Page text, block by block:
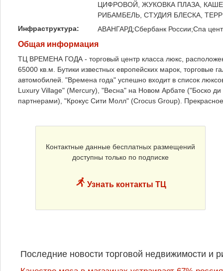
ЦИФРОВОЙ, ЖУКОВКА ПЛАЗА,
РИБАМБЕЛЬ, СТУДИЯ БЛЕСКА,
Инфраструктура:
АВАНГАРД;Сбербанк России;Спа
Общая информация
ТЦ ВРЕМЕНА ГОДА - торговый центр класса люкс,
65000 кв.м. Бутики известных европейских марок, торговые
автомобилей. "Времена года" успешно входит в список
Luxury Village" (Mercury), "Весна" на Новом Арбате ("Боско
партнерами), "Крокус Сити Молл" (Crocus Group).
Контактные данные бесплатных размещений
доступны только по подписке
Узнать контакты ТЦ
Последние новости торговой недвижимости и